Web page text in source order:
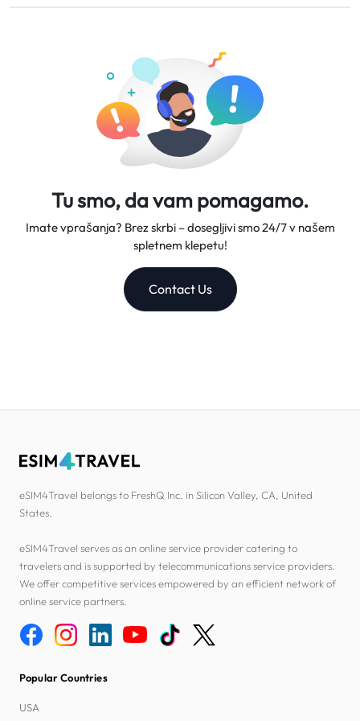
zaupanja vrednega sopotnika na vaših potovanjih.
Tu smo, da vam pomagamo.
Imate vprašanja? Brez skrbi – dosegljivi smo 24/7 v našem
spletnem klepetu!
Contact Us
eSIM4Travel belongs to FreshQ Inc. in Silicon Valley, CA, United
States.
eSIM4Travel serves as an online service provider catering to
travelers and is supported by telecommunications service providers.
We offer competitive services empowered by an efficient network of
online service partners.
Popular Countries
USA